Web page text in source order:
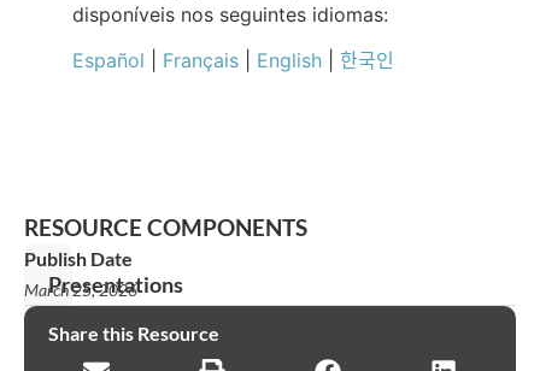
disponíveis nos seguintes idiomas:
Español
Français English 한국인
RESOURCE COMPONENTS
Presentations
Declaração
de
Publish Date
March 25, 2026
Share this Resource